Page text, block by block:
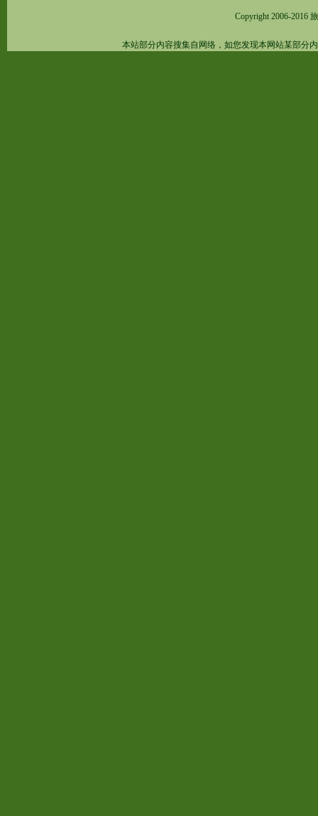
Copyright 2006-2016
本站部分内容搜集自网络，如您发现本网站某部分